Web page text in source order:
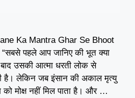
Ka Mantra Ghar Se Bhoot
पहले आप जानिए की भूत क्या
उसकी आत्मा धरती लोक से
है। लेकिन जब इंसान की अकाल मृत्यु
मोक्ष नहीं मिल पाता है। और …